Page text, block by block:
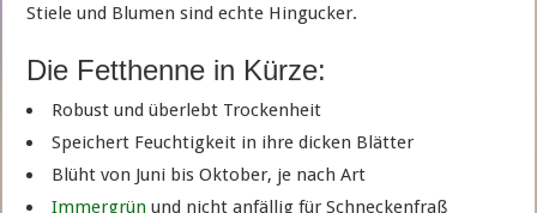
Stiele und Blumen sind echte Hingucker.
Die Fetthenne in Kürze:
Robust und überlebt Trockenheit
Speichert Feuchtigkeit in ihre dicken Blätter
Blüht von Juni bis Oktober, je nach Art
Immergrün und nicht anfällig für Schneckenfraß